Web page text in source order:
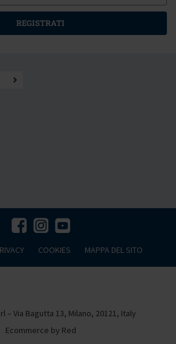
REGISTRATI
COOKIES MAPPA DEL SITO
– Via Bagutta 13, Milano, 20121, Italy
Ecommerce by Red